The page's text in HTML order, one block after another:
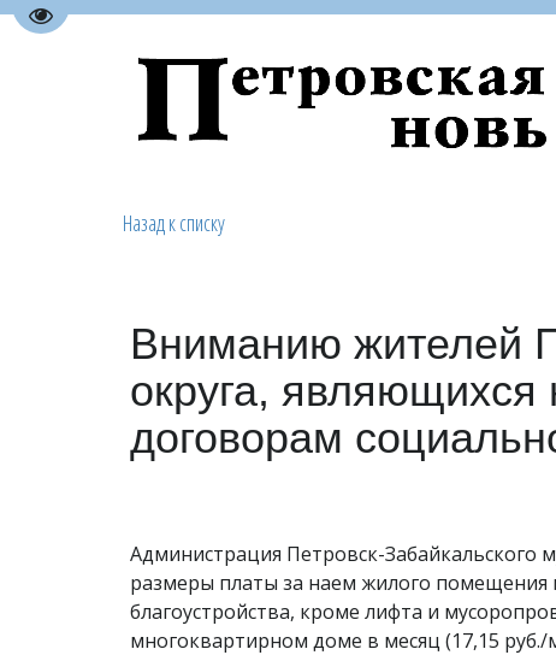
Перейти на версию для слабовидящих
Назад к списку
Вниманию жителей
округа,
договорам
Администрация Петровск-Забайкальского
размеры платы за наем жилого
благоустройства, кроме лифта и
многоквартирном доме в месяц (17,15